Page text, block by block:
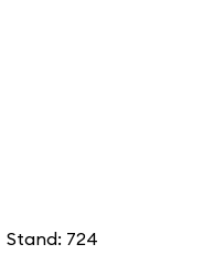
Stand: 724